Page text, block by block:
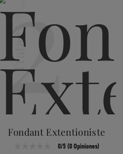
2
Tratar
Fondant Extentioniste
0/5 (0 Opiniones)